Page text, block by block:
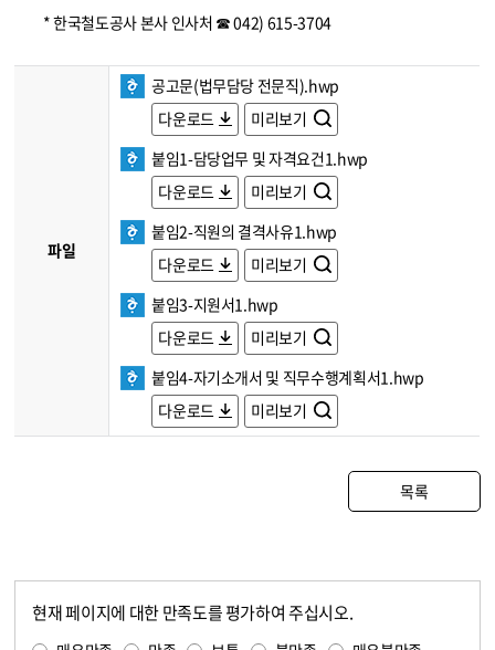
* 한국철도공사 본사 인사처 ☎ 042) 615-3704
파일
공고문(법무담당 전문직).hwp
다운로드
미리보기
붙임1-담당업무 및 자격요건1.hwp
다운로드
미리보기
붙임2-직원의 결격사유1.hwp
다운로드
미리보기
붙임3-지원서1.hwp
다운로드
미리보기
붙임4-자기소개서 및 직무수행계획서1.hwp
다운로드
미리보기
목록
현재 페이지에 대한 만족도를 평가하여 주십시오.